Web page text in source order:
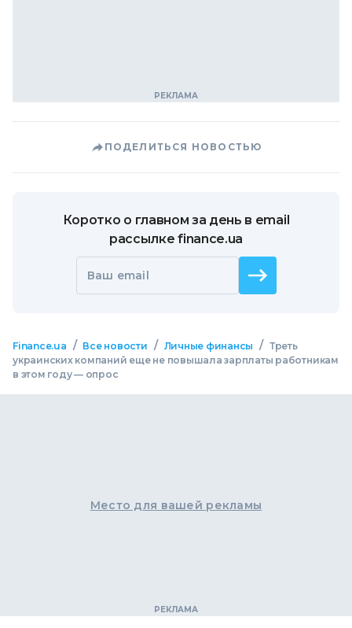
ПОДЕЛИТЬСЯ НОВОСТЬЮ
Коротко о главном за день в email
рассылке finance.ua
Ваш email
Finance.ua / Все новости / Личные финансы / Треть
украинских компаний еще не повышала зарплаты работникам
в этом году — опрос
Место для вашей рекламы